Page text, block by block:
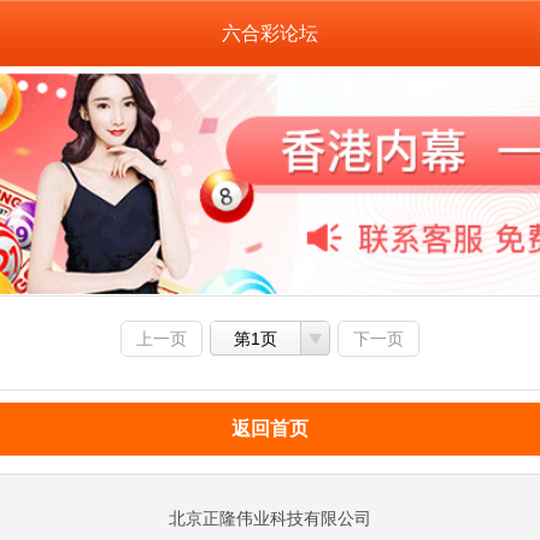
六合彩论坛
上一页 第1页 下一页
返回首页
北京正隆伟业科技有限公司